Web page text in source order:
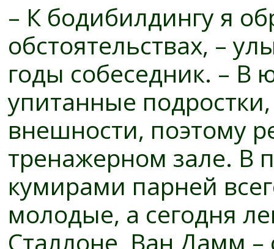
– К бодибилдингу я
обстоятельствах, –
годы собеседник. – В
упитанные
внешности, поэтому
тренажерном зале. В
кумирами парней
молодые, а сегодня
Сталлоне, Ван Дамм –